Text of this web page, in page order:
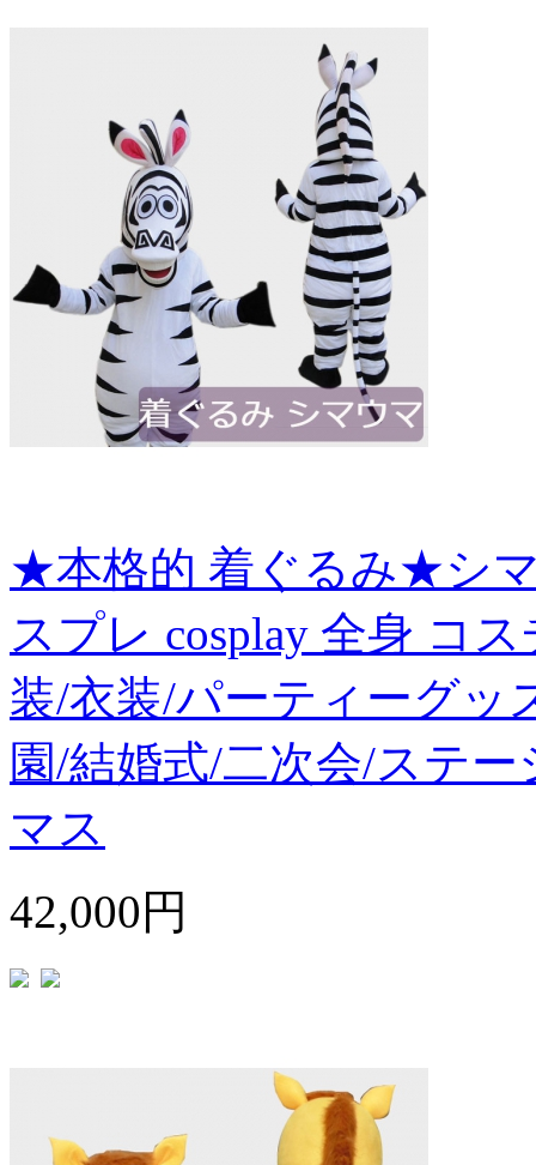
★本格的 着ぐるみ★シ
スプレ cosplay 全身 コ
装/衣装/パーティーグッ
園/結婚式/二次会/ステ
マス
42,000円